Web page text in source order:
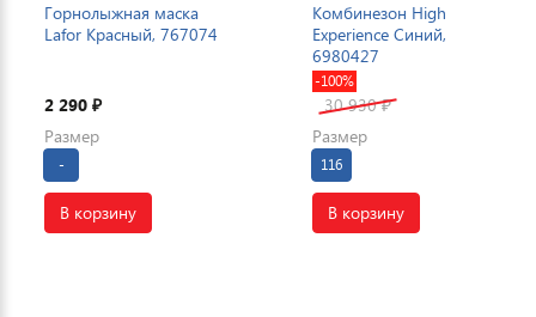
Горнолыжная маска
Lafor Красный, 767074
2 290 ₽
Размер
-
В корзину
Комбинезон High
Experience Синий,
6980427
-100%
30 930₽
Размер
116
В корзину